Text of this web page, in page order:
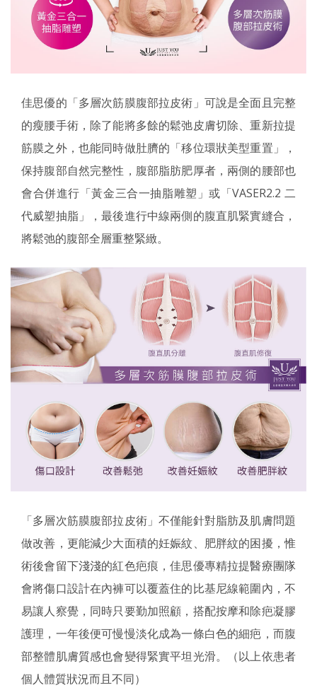
佳思優的「多層次筋膜腹部拉皮術」可說是全面且完整
的瘦腰手術，除了能將多餘的鬆弛皮膚切除、重新拉提
筋膜之外，也能同時做肚臍的「移位環狀美型重置」，
保持腹部自然完整性，腹部脂肪肥厚者，兩側的腰部也
會合併進行「黃金三合一抽脂雕塑」或「VASER2.2 二
代威塑抽脂」，最後進行中線兩側的腹直肌緊實縫合，
將鬆弛的腹部全層重整緊緻。
「多層次筋膜腹部拉皮術」不僅能針對脂肪及肌膚問題
做改善，更能減少大面積的妊娠紋、肥胖紋的困擾，惟
術後會留下淺淺的紅色疤痕，佳思優專精拉提醫療團隊
會將傷口設計在內褲可以覆蓋住的比基尼線範圍內，不
易讓人察覺，同時只要勤加照顧，搭配按摩和除疤凝膠
護理，一年後便可慢慢淡化成為一條白色的細疤，而腹
部整體肌膚質感也會變得緊實平坦光滑。（以上依患者
個人體質狀況而且不同）